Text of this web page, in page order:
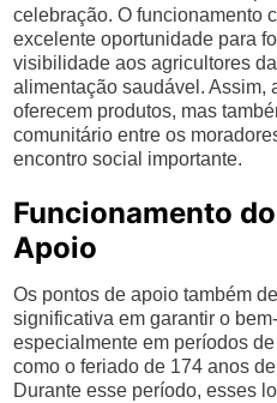
celebração. O funcionamento
excelente oportunidade para
visibilidade aos agricultores
alimentação saudável. Assim,
oferecem produtos, mas
comunitário entre os
encontro social importante.
Funcionamento
Apoio
Os pontos de apoio também
significativa em garantir o
especialmente em períodos
como o feriado de 174 anos
Durante esse período, esses